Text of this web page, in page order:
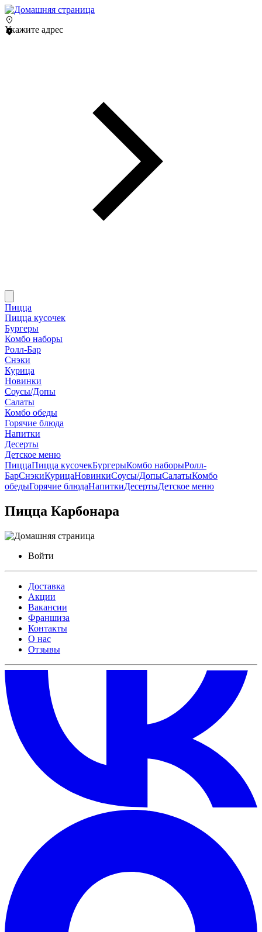
Укажите адрес
Пицца
Пицца кусочек
Бургеры
Комбо наборы
Ролл-Бар
Снэки
Курица
Новинки
Соусы/Допы
Салаты
Комбо обеды
Горячие блюда
Напитки
Десерты
Детское меню
ПиццаПицца кусочекБургерыКомбо наборыРолл-
БарСнэкиКурицаНовинкиСоусы/ДопыСалатыКомбо
обедыГорячие блюдаНапиткиДесертыДетское меню
Пицца Карбонара
Войти
Доставка
Акции
Вакансии
Франшиза
Контакты
О нас
Отзывы